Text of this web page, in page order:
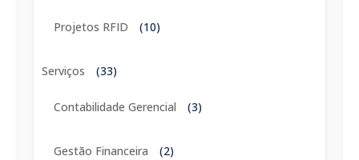
Projetos RFID (10)
Serviços (33)
Contabilidade Gerencial (3)
Gestão Financeira (2)